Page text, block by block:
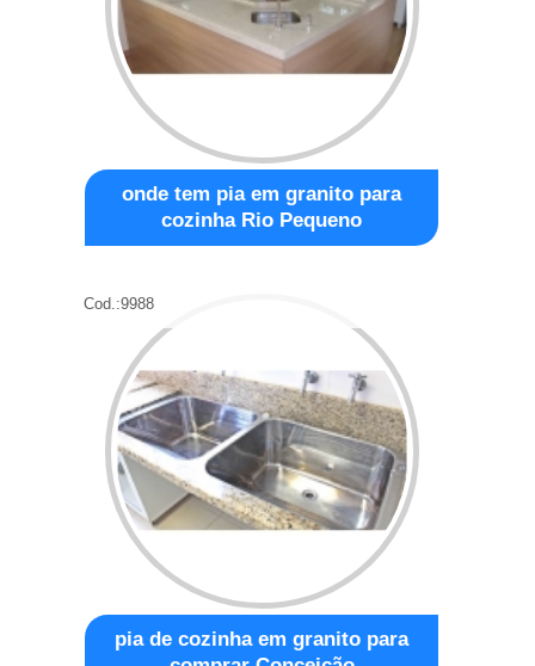
onde tem pia em granito para
cozinha Rio Pequeno
Cod.:9988
pia de cozinha em granito para